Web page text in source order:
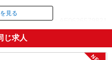
ID：AE0626579821
間終了
見る
じ求人